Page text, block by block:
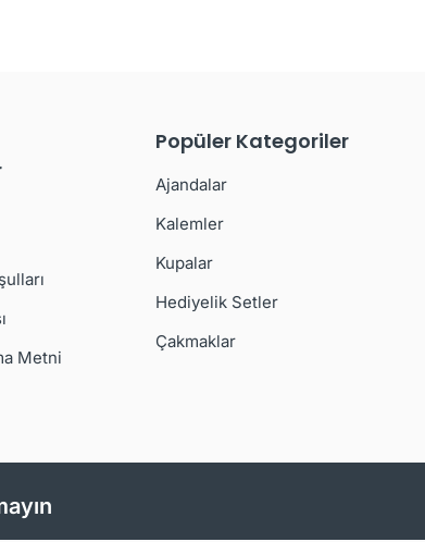
Metni
Popüler Kategoriler
Ajandalar
Kalemler
Kupalar
Hediyelik Setler
Çakmaklar